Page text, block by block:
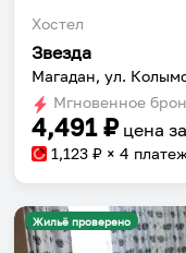
Хостел
Звезда
Магадан, ул.
Мгновенное
4,491₽ цена за
1,123 ₽ × 4
Жильё проверено